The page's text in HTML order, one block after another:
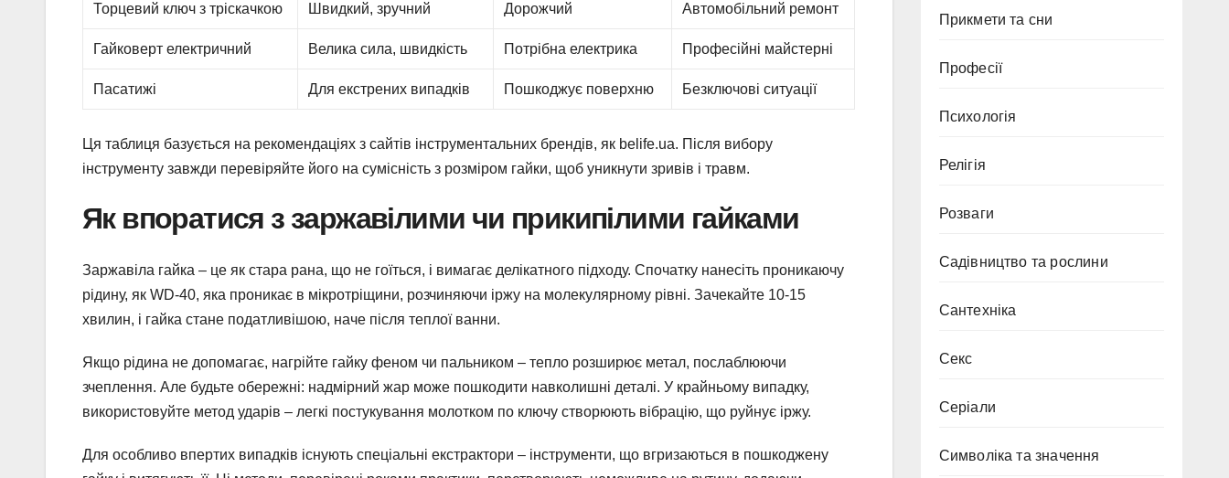
Торцевий ключ з тріскачкою Швидкий, зручний Дорожчий Автомобільний ремонт
Гайковерт електричний Велика сила, швидкість Потрібна електрика Професійні майстерні
Пасатижі Для екстрених випадків Пошкоджує поверхню Безключові ситуації
Ця таблиця базується на рекомендаціях з сайтів інструментальних брендів, як belife.ua. Після вибору
інструменту завжди перевіряйте його на сумісність з розміром гайки, щоб уникнути зривів і травм.
Як впоратися з заржавілими чи прикипілими гайками
Заржавіла гайка – це як стара рана, що не гоїться, і вимагає делікатного підходу. Спочатку нанесіть проникаючу
рідину, як WD-40, яка проникає в мікротріщини, розчиняючи іржу на молекулярному рівні. Зачекайте 10-15
хвилин, і гайка стане податливішою, наче після теплої ванни.
Якщо рідина не допомагає, нагрійте гайку феном чи пальником – тепло розширює метал, послаблюючи
зчеплення. Але будьте обережні: надмірний жар може пошкодити навколишні деталі. У крайньому випадку,
використовуйте метод ударів – легкі постукування молотком по ключу створюють вібрацію, що руйнує іржу.
Для особливо впертих випадків існують спеціальні екстрактори – інструменти, що вгризаються в пошкоджену
Прикмети та сни
Професії
Психологія
Релігія
Розваги
Садівництво та рослини
Сантехніка
Секс
Серіали
Символіка та значення